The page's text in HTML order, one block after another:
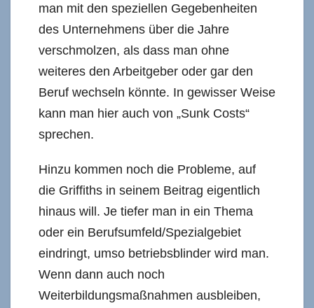
man mit den speziellen Gegebenheiten
des Unternehmens über die Jahre
verschmolzen, als dass man ohne
weiteres den Arbeitgeber oder gar den
Beruf wechseln könnte. In gewisser Weise
kann man hier auch von „Sunk Costs“
sprechen.
Hinzu kommen noch die Probleme, auf
die Griffiths in seinem Beitrag eigentlich
hinaus will. Je tiefer man in ein Thema
oder ein Berufsumfeld/Spezialgebiet
eindringt, umso betriebsblinder wird man.
Wenn dann auch noch
Weiterbildungsmaßnahmen ausbleiben,